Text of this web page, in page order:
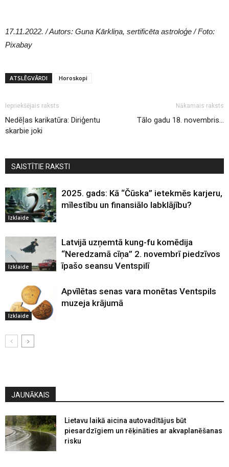
17.11.2022. / Autors: Guna Kārkliņa, sertificēta astroloģe / Foto:
Pixabay
ATSLĒGVĀRDI Horoskopi
Iepriekšējais raksts
Nedēļas karikatūra: Diriģentu
skarbie joki
Nākamais raksts
Tālo gadu 18. novembris…
SAISTĪTIE RAKSTI
Izklaide
2025. gads: Kā “Čūska” ietekmēs karjeru,
mīlestību un finansiālo labklājību?
Izklaide
Latvijā uzņemtā kung-fu komēdija
“Neredzamā cīņa” 2. novembrī piedzīvos
īpašo seansu Ventspilī
Izklaide
Apvīlētas senas vara monētas Ventspils
muzeja krājumā
JAUNĀKAIS
Lietavu laikā aicina autovadītājus būt
piesardzīgiem un rēķināties ar akvaplanēšanas
risku